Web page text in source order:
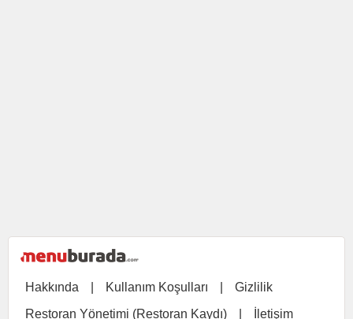
Hakkında Kullanım Koşulları
Gizlilik
Restoran Yönetimi (Restoran Kaydı)
İletişim